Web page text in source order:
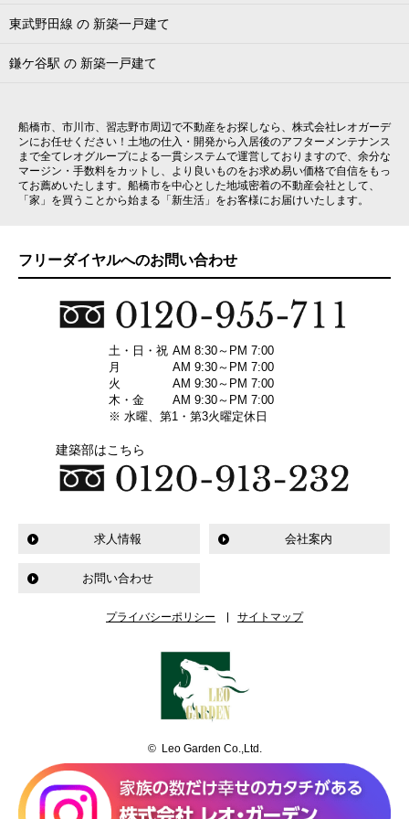
東武野田線 の 新築一戸建て
鎌ケ谷駅 の 新築一戸建て
船橋市、市川市、習志野市周辺で不動産をお探しなら、株式会社レオガーデ
ンにお任せください！土地の仕入・開発から入居後のアフターメンテナンス
まで全てレオグループによる一貫システムで運営しておりますので、余分な
マージン・手数料をカットし、より良いものをお求め易い価格で自信をもっ
てお薦めいたします。船橋市を中心とした地域密着の不動産会社として、
「家」を買うことから始まる「新生活」をお客様にお届けいたします。
フリーダイヤルへのお問い合わせ
土・日・祝 AM 8:30～PM 7:00
月
AM 9:30～PM 7:00
火
AM 9:30～PM 7:00
木・金
AM 9:30～PM 7:00
※ 水曜、第1・第3火曜定休日
建築部はこちら
求人情報 会社案内
お問い合わせ
プライバシーポリシー サイトマップ
© Leo Garden Co.,Ltd.